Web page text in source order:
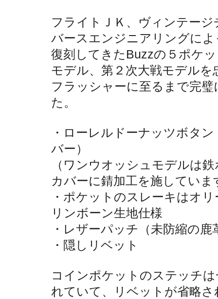
フライトＪＫ、ヴィンテー
バースエンジニアリングに
復刻してきたBuzzの５ポケ
モデル、第２次大戦モデルを
フラッシャーに至るまで完璧
た。
・ローレルドーナッツボタ
バー）
（ワンウオッシュモデルは
カバーに錆加工を施していま
・ポケットのスレーキはオ
リンボーン生地仕様
・レザーパッチ（未防縮の鹿
・隠しリベット
コインポケットのステッチ
れていて、リベットが省略